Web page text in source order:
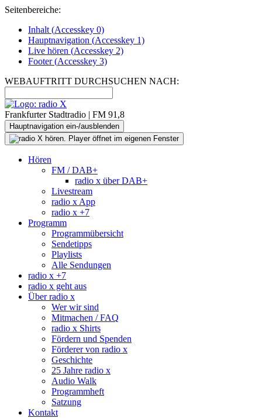
Seitenbereiche:
Inhalt (Accesskey 0)
Hauptnavigation (Accesskey 1)
Live hören (Accesskey 2)
Footer(Accesskey 3)
WEBAUFTRITT DURCHSUCHEN NACH:
Frankfurter Stadtradio | FM 91,8
Hauptnavigation ein-/ausblenden
Hören
FM / DAB+
radio x über DAB+
Livestream
radio x App
radio x +7
Programm
Programmübersicht
Sendetipps
Playlists
Alle Sendungen
radio x +7
radio x geht aus
Über radio x
Wer wir sind
Mitmachen / FAQ
radio x Shirts
Fördern und Spenden
Förderer von radio x
Geschichte
25 Jahre radio x
Audio Walk
Programmheft
Satzung
Kontakt